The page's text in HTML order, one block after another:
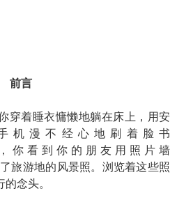
前言
着睡衣慵懒地躺在床上，用安
机漫不经心地刷着脸书
，你看到你的朋友用照片墙
旅游地的风景照。浏览着这些照
念头。